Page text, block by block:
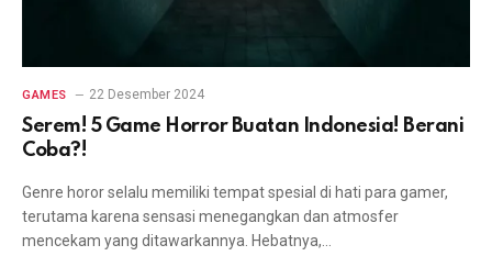
GAMES 22 Desember 2024
Serem! 5 Game Horror Buatan Indonesia! Berani
Coba?!
Genre horor selalu memiliki tempat spesial di hati para gamer,
terutama karena sensasi menegangkan dan atmosfer
mencekam yang ditawarkannya. Hebatnya,…